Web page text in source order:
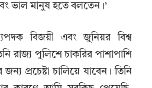
ভাল মানুষ হতে বলতেন।’
বিজয়ী এবং জুনিয়র বিশ্ব
রাজ্য পুলিশে চাকরির পাশাপাশি
জন্য প্রচেষ্টা চালিয়ে যাবেন। তিনি